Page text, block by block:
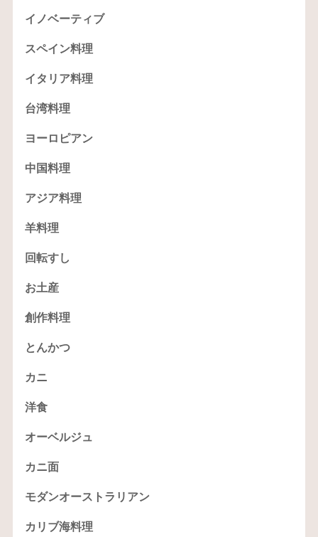
イノベーティブ
スペイン料理
イタリア料理
台湾料理
ヨーロピアン
中国料理
アジア料理
羊料理
回転すし
お土産
創作料理
とんかつ
カニ
洋食
オーベルジュ
カニ面
モダンオーストラリアン
カリブ海料理